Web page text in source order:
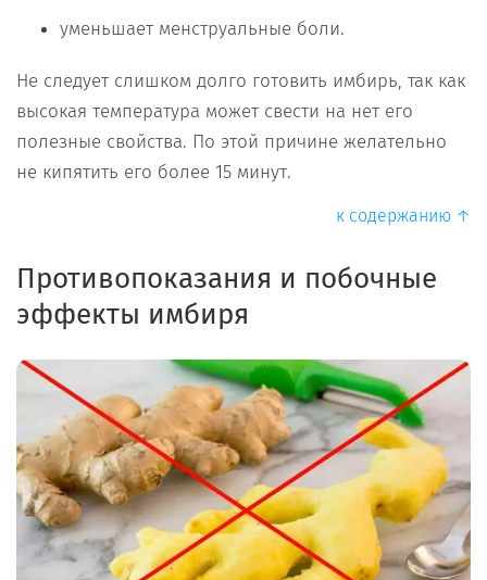
уменьшает менструальные боли.
Не следует слишком долго готовить имбирь, так как
высокая температура может свести на нет его
полезные свойства. По этой причине желательно
не кипятить его более 15 минут.
к содержанию ↑
Противопоказания и побочные
эффекты имбиря